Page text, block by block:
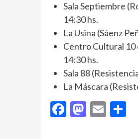
Sala Septiembre
14:30 hs.
La Usina (Sáenz
Centro Cultural 10
14:30 hs.
Sala 88
La Máscara
Facebook
Email